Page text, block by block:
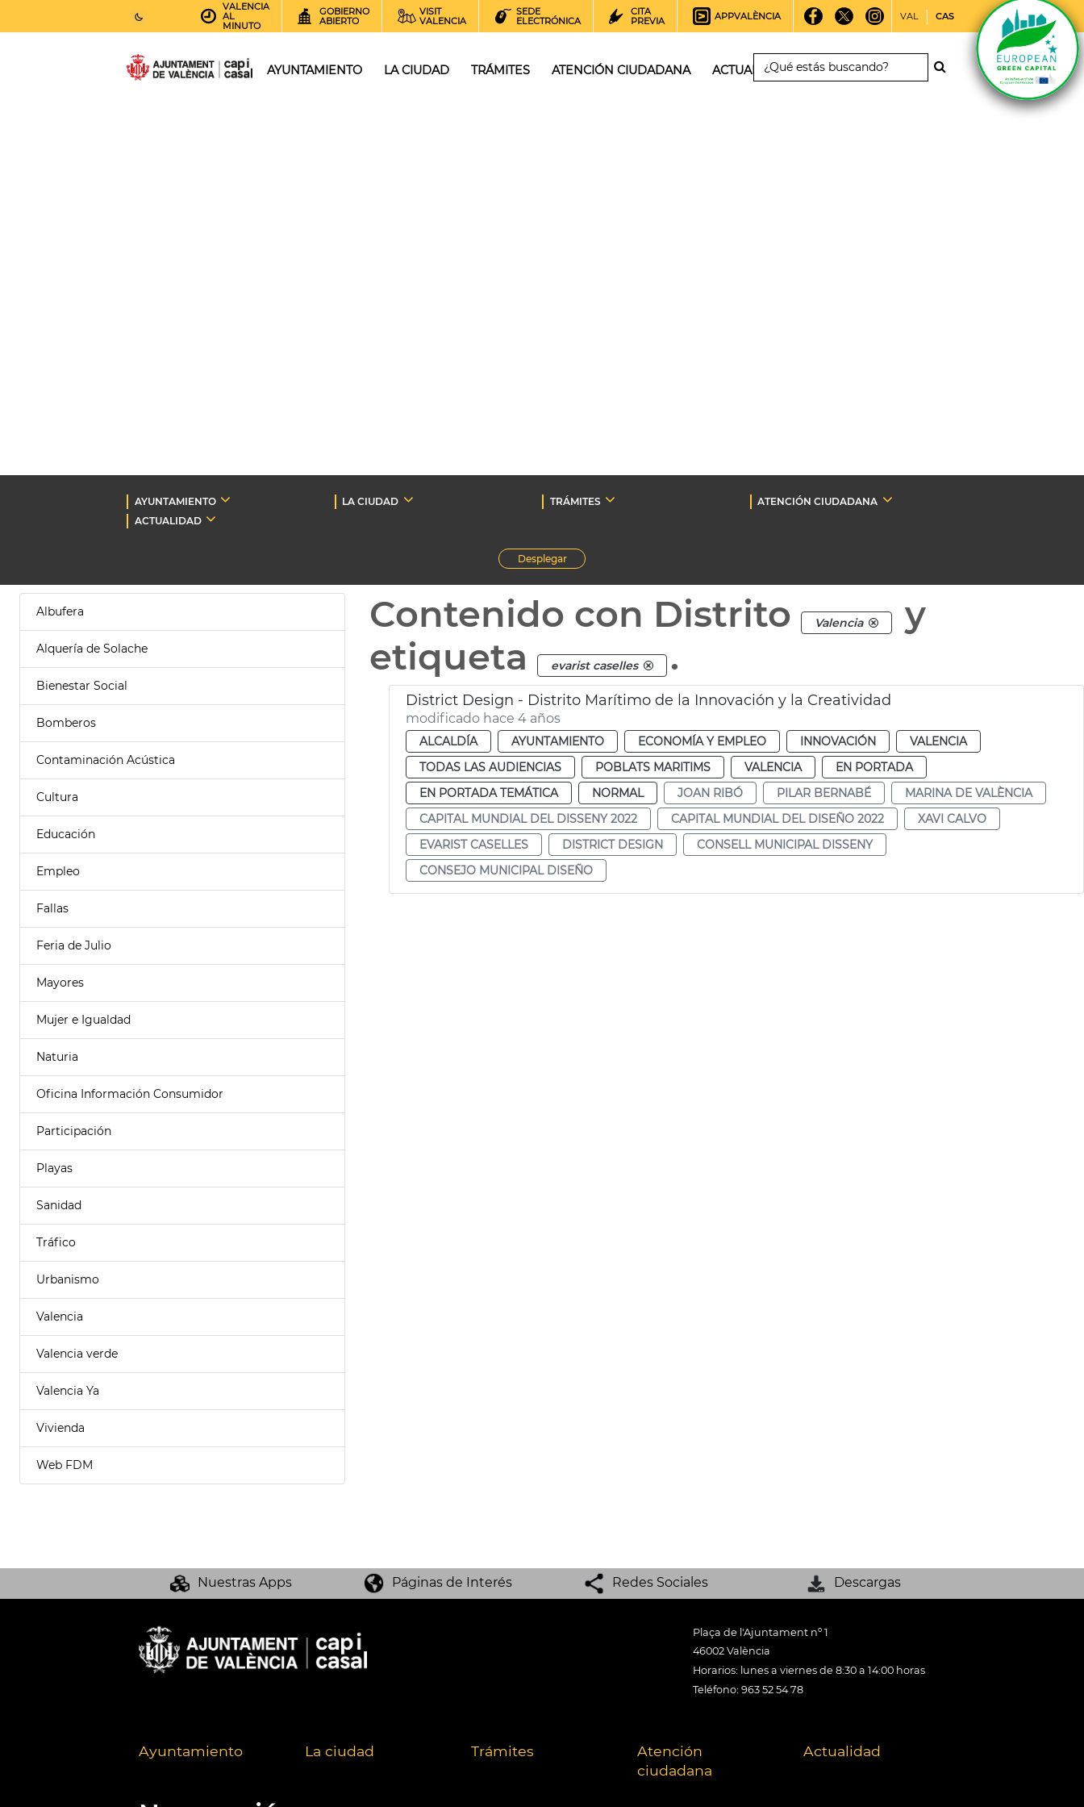
AEMET.GRADOS
VALENCIA
AL
MINUTO
GOBIERNO
ABIERTO
VISIT
VALENCIA
SEDE
ELECTRÓNICA
CITA
PREVIA
APPVALÈNCIA VAL CAS
AYUNTAMIENTO LA CIUDAD TRÁMITES ATENCIÓN CIUDADANA ACTUALIDAD
AYUNTAMIENTO LA CIUDAD TRÁMITES
ATENCIÓN CIUDADANA
ACTUALIDAD
Desplegar
Albufera
Alquería de Solache
Bienestar Social
Bomberos
Contaminación Acústica
Cultura
Educación
Empleo
Fallas
Feria de Julio
Mayores
Mujer e Igualdad
Naturia
Oficina Información Consumidor
Participación
Playas
Sanidad
Tráfico
Urbanismo
Valencia
Valencia verde
Valencia Ya
Vivienda
Web FDM
Contenido con Distrito Valencia
y
etiqueta
evarist caselles .
District Design - Distrito Marítimo de la Innovación y la Creatividad
modificado hace 4 años
ALCALDÍA AYUNTAMIENTO ECONOMÍA Y EMPLEO INNOVACIÓN
VALENCIA
TODAS LAS AUDIENCIAS
POBLATS MARITIMS VALENCIA
EN PORTADA
EN PORTADA TEMÁTICA
NORMAL JOAN RIBÓ PILAR BERNABÉ
MARINA DE VALÈNCIA
CAPITAL MUNDIAL DEL DISSENY 2022
CAPITAL MUNDIAL DEL DISEÑO 2022
XAVI CALVO
EVARIST CASELLES
DISTRICT DESIGN
CONSELL MUNICIPAL DISSENY
CONSEJO MUNICIPAL DISEÑO
Nuestras Apps Páginas de Interés Redes Sociales Descargas
Plaça de l'Ajuntament nº 1
46002 València
Horarios: lunes a viernes de 8:30 a 14:00 horas
Teléfono: 963 52 54 78
Ayuntamiento La ciudad Trámites
Atención
ciudadana
Actualidad